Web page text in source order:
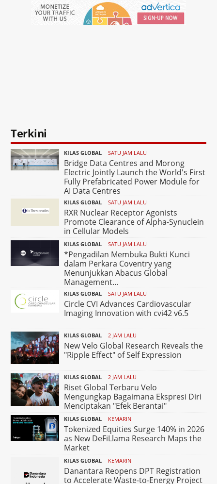
Terkini
KILAS GLOBAL SATU JAM LALU
Bridge Data Centres and Morong
Electric Jointly Launch the World's First
Fully Prefabricated Power Module for
AI Data Centres
KILAS GLOBAL SATU JAM LALU
RXR Nuclear Receptor Agonists
Promote Clearance of Alpha-Synuclein
in Cellular Models
KILAS GLOBAL SATU JAM LALU
*Pengadilan Membuka Bukti Kunci
dalam Perkara Coventry yang
Menunjukkan Abacus Global
Management...
KILAS GLOBAL SATU JAM LALU
Circle CVI Advances Cardiovascular
Imaging Innovation with cvi42 v6.5
KILAS GLOBAL 2 JAM LALU
New Velo Global Research Reveals the
"Ripple Effect" of Self Expression
KILAS GLOBAL 2 JAM LALU
Riset Global Terbaru Velo
Mengungkap Bagaimana Ekspresi Diri
Menciptakan "Efek Berantai"
KILAS GLOBAL KEMARIN
Tokenized Equities Surge 140% in 2026
as New DeFiLlama Research Maps the
Market
KILAS GLOBAL KEMARIN
Danantara Reopens DPT Registration
to Accelerate Waste-to-Energy Project